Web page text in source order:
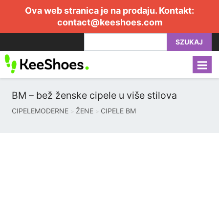
Ova web stranica je na prodaju. Kontakt:
contact@keeshoes.com
SZUKAJ
BM – bež ženske cipele u više stilova
CIPELEMODERNE ŽENE CIPELE BM